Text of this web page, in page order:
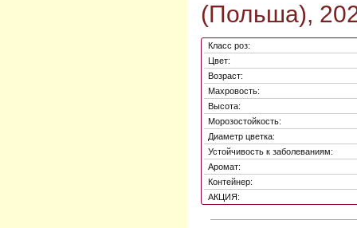
(Польша),
Класс роз:
Цвет:
Возраст:
Махровость:
Высота:
Морозостойкость:
Диаметр цветка:
Устойчивость к заболеваниям:
Аромат:
Контейнер:
АКЦИЯ: